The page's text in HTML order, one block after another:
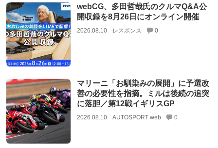
webCG、多田哲哉氏のクルマQ&A公
開収録を8月26日にオンライン開催
2026.08.10 レスポンス 0
マリーニ「お馴染みの展開」に予選改
善の必要性を指摘。ミルは後続の追突
に落胆／第12戦イギリスGP
2026.08.10 AUTOSPORT web 0